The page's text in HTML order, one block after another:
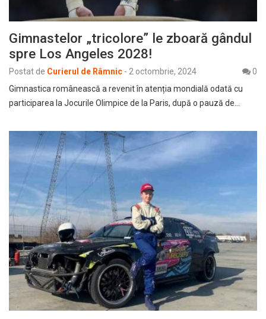
Gimnastelor „tricolore” le zboară gândul
spre Los Angeles 2028!
Postat de Curierul de Râmnic - 2 octombrie, 2024
0
Gimnastica românească a revenit în atenția mondială odată cu
participarea la Jocurile Olimpice de la Paris, după o pauză de…